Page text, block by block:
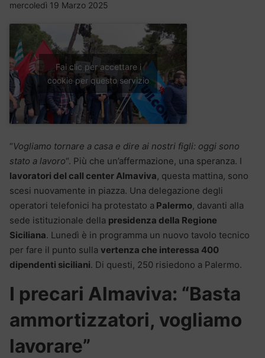
mercoledì 19 Marzo 2025
Fai clic per accettare i
cookie per questo servizio
“Vogliamo tornare a casa e dire ai nostri figli: oggi sono
stato a lavoro“. Più che un’affermazione, una speranza. I
lavoratori del call center Almaviva, questa mattina, sono
scesi nuovamente in piazza. Una delegazione degli
operatori telefonici ha protestato a Palermo, davanti alla
sede istituzionale della presidenza della Regione
Siciliana. Lunedì è in programma un nuovo tavolo tecnico
per fare il punto sulla vertenza che interessa 400
dipendenti siciliani. Di questi, 250 risiedono a Palermo.
I precari Almaviva: “Basta
ammortizzatori, vogliamo
lavorare”